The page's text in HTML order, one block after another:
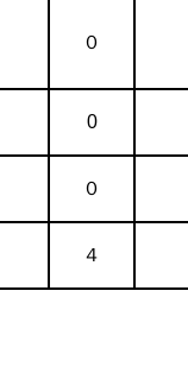
０
0
０
４